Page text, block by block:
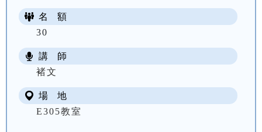
名 額
30
講 師
褚文
場 地
E305教室